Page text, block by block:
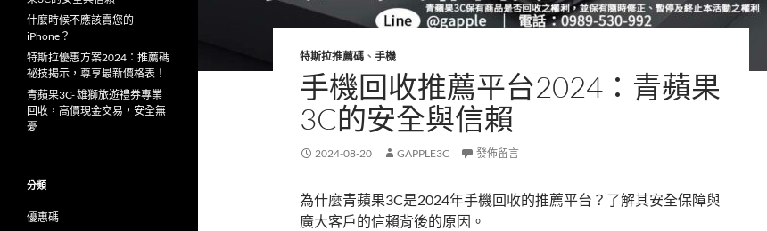
特斯拉推薦碼 、 手機
手機回收推薦平台2024：青蘋果
3C的安全與信賴
2024-08-20 GAPPLE3C 發佈留言
為什麼青蘋果3C是2024年手機回收的推薦平台？了解其安全保障與
廣大客戶的信賴背後的原因。
什麼時候不應該賣您的
iPhone？
特斯拉優惠方案2024：推薦碼
祕技揭示，尊享最新價格表！
青蘋果3C- 雄獅旅遊禮券專業
回收，高價現金交易，安全無
憂
分類
優惠碼